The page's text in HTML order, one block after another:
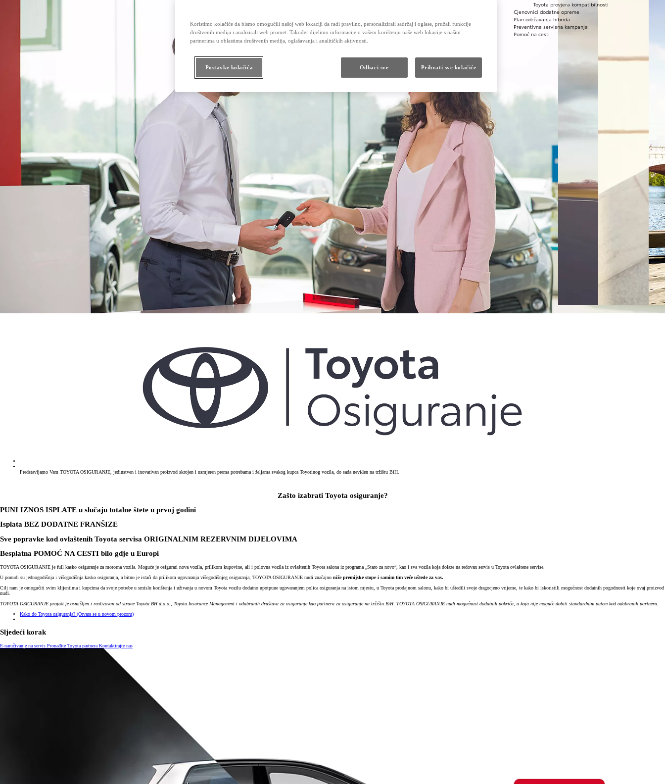
Obećanje Toyotinog servisa
Dodatna oprema i rezervni dijelovi
Dodatna oprema
Toyota Butik
Toyota provjera kompatibilnosti
Cjenovnici dodatne opreme
Plan održavanja hibrida
Preventivna servisna kampanja
Pomoć na cesti
Predstavljamo Vam TOYOTA OSIGURANJE, jedinstven i inovativan proizvod skrojen i usmjeren prema potrebama i željama svakog kupca Toyotinog vozila, do sada neviđen na tržištu BiH.
Zašto izabrati Toyota osiguranje?
PUNI IZNOS ISPLATE u slučaju totalne štete u prvoj godini
Isplata BEZ DODATNE FRANŠIZE
Sve popravke kod ovlaštenih Toyota servisa ORIGINALNIM REZERVNIM DIJELOVIMA
Besplatna POMOĆ NA CESTI bilo gdje u Europi
TOYOTA OSIGURANJE je full kasko osiguranje za motorna vozila. Moguće je osigurati nova vozila, prilikom kupovine, ali i polovna vozila iz ovlaštenih Toyota salona iz programa „Staro za novo“, kao i sva vozila koja dolaze na redovan servis u Toyota ovlaštene servise.
U ponudi su jednogodišnja i višegodišnja kasko osiguranja, a bitno je istaći da prilikom ugovaranja višegodišnjeg osiguranja, TOYOTA OSIGURANJE nudi značajno niže premijske stope i samim tim veće uštede za vas.
Cilj nam je omogućiti svim klijentima i kupcima da svoje potrebe u smislu korištenja i uživanja u novom Toyota vozilu dodatno upotpune ugovaranjem polica osiguranja na istom mjestu, u Toyota prodajnom salonu, kako bi uštedili svoje dragocjeno vrijeme, te kako bi iskoristili mogućnost dodatnih pogodnosti koje ovaj proizvod
nudi.
TOYOTA OSIGURANJE projekt je osmišljen i realizovan od strane Toyota BH d.o.o., Toyota Insurance Management i odabranih društava za osiguranje kao partnera za osiguranje na tržištu BiH. TOYOTA OSIGURANJE nudi mogućnost dodatnih pokrića, a koja nije moguće dobiti standardnim putem kod odabranih partnera.
Kako do Toyota osiguranja? (Otvara se u novom prozoru)
Sljedeći korak
E-naručivanje na servis Pronađite Toyota partnera Kontaktirajte nas
Koristimo kolačiće da bismo omogućili našoj web lokaciji da radi pravilno, personalizirali sadržaj i oglase, pružali funkcije
društvenih medija i analizirali web promet. Također dijelimo informacije o vašem korištenju naše web lokacije s našim
partnerima u oblastima društvenih medija, oglašavanja i analitičkih aktivnosti.
Postavke kolačića Odbaci sve Prihvati sve kolačiće